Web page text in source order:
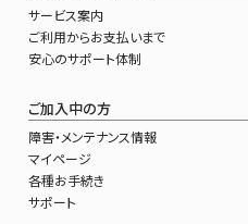
サービス案内
ご利用からお支払いまで
安心のサポート体制
ご加入中の方
障害・メンテナンス情報
マイページ
各種お手続き
サポート